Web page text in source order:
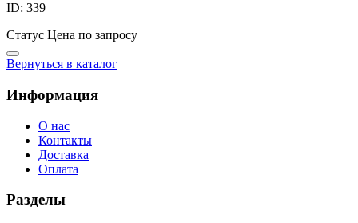
ID: 339
Статус Цена по запросу
Вернуться в каталог
Информация
О нас
Контакты
Доставка
Оплата
Разделы